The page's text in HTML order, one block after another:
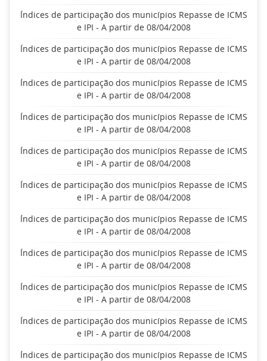
Índices de participação dos municípios Repasse de ICMS
e IPI - A partir de 08/04/2008
Índices de participação dos municípios Repasse de ICMS
e IPI - A partir de 08/04/2008
Índices de participação dos municípios Repasse de ICMS
e IPI - A partir de 08/04/2008
Índices de participação dos municípios Repasse de ICMS
e IPI - A partir de 08/04/2008
Índices de participação dos municípios Repasse de ICMS
e IPI - A partir de 08/04/2008
Índices de participação dos municípios Repasse de ICMS
e IPI - A partir de 08/04/2008
Índices de participação dos municípios Repasse de ICMS
e IPI - A partir de 08/04/2008
Índices de participação dos municípios Repasse de ICMS
e IPI - A partir de 08/04/2008
Índices de participação dos municípios Repasse de ICMS
e IPI - A partir de 08/04/2008
Índices de participação dos municípios Repasse de ICMS
e IPI - A partir de 08/04/2008
Índices de participação dos municípios Repasse de ICMS